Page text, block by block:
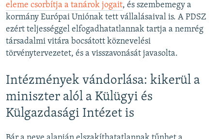
eleme csorbítja a tanárok jogait, és szembemegy a
kormány Európai Uniónak tett vállalásaival is. A PDSZ
ezért teljességgel elfogadhatatlannak tartja a nemrég
társadalmi vitára bocsátott köznevelési
törvénytervezetet, és a visszavonását javasolta.
Intézmények vándorlása: kikerül a
miniszter alól a Külügyi és
Külgazdasági Intézet is